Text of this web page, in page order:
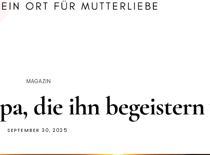
MAGAZIN
die ihn
SEPTEMBER 30, 2025